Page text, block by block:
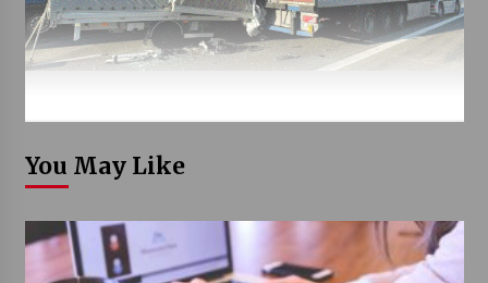
You May Like